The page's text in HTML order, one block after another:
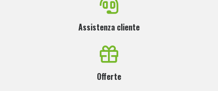
Assistenza cliente
Offerte